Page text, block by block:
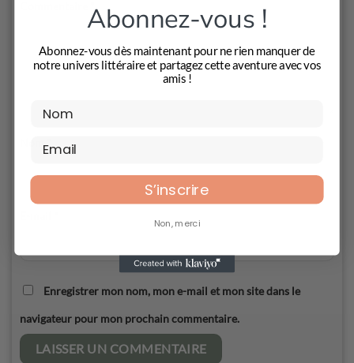
Nom*
Enregistrer mon nom, mon e-mail et mon site dans le
navigateur pour mon prochain commentaire.
Abonnez-vous !
Abonnez-vous dès maintenant pour ne rien manquer de
notre univers littéraire et partagez cette aventure avec vos
amis !
S’inscrire
Non, merci